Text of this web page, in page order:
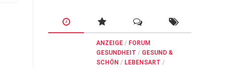
ANZEIGE / FORUM
GESUNDHEIT / GESUND &
SCHÖN / LEBENSART /